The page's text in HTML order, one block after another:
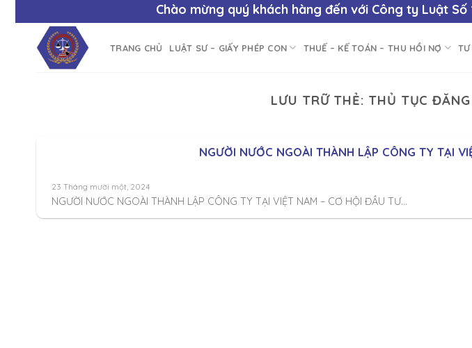
Chào mừng quý khách hàng đến vớiCông ty Luật Số 1-
TRANG CHỦ LUẬT SƯ – GIẤY PHÉP CON THUẾ – KẾ TOÁN – THU HỒI NỢ TƯ
LƯU TRỮ THẺ: THỦ TỤC
NGƯỜI NƯỚC NGOÀI THÀNH LẬP CÔNG TY TẠI
23 Tháng mười một, 2024
NGƯỜI NƯỚC NGOÀI THÀNH LẬP CÔNG TY TẠI VIỆT NAM – CƠ HỘI ĐẦU TƯ...